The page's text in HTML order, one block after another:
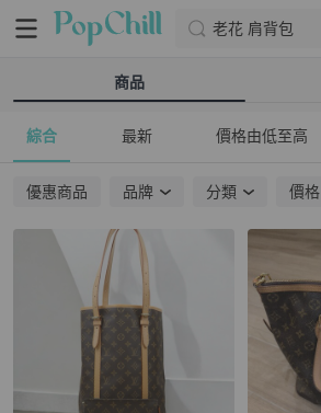
老花 肩背包
商品
綜合 最新 價格由低至高
優惠商品 品牌 分類 價格